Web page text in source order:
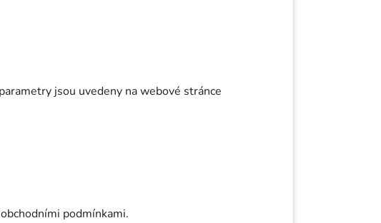
jsou uvedeny na webové stránce
podmínkami.